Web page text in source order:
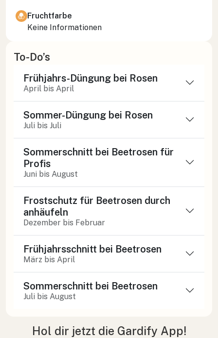
Fruchtfarbe
Keine Informationen
To-Do’s
Frühjahrs-Düngung bei Rosen
April bis April
Sommer-Düngung bei Rosen
Juli bis Juli
Sommerschnitt bei Beetrosen für
Profis
Juni bis August
Frostschutz für Beetrosen durch
anhäufeln
Dezember bis Februar
Frühjahrsschnitt bei Beetrosen
März bis April
Sommerschnitt bei Beetrosen
Juli bis August
Hol dir jetzt die Gardify App!